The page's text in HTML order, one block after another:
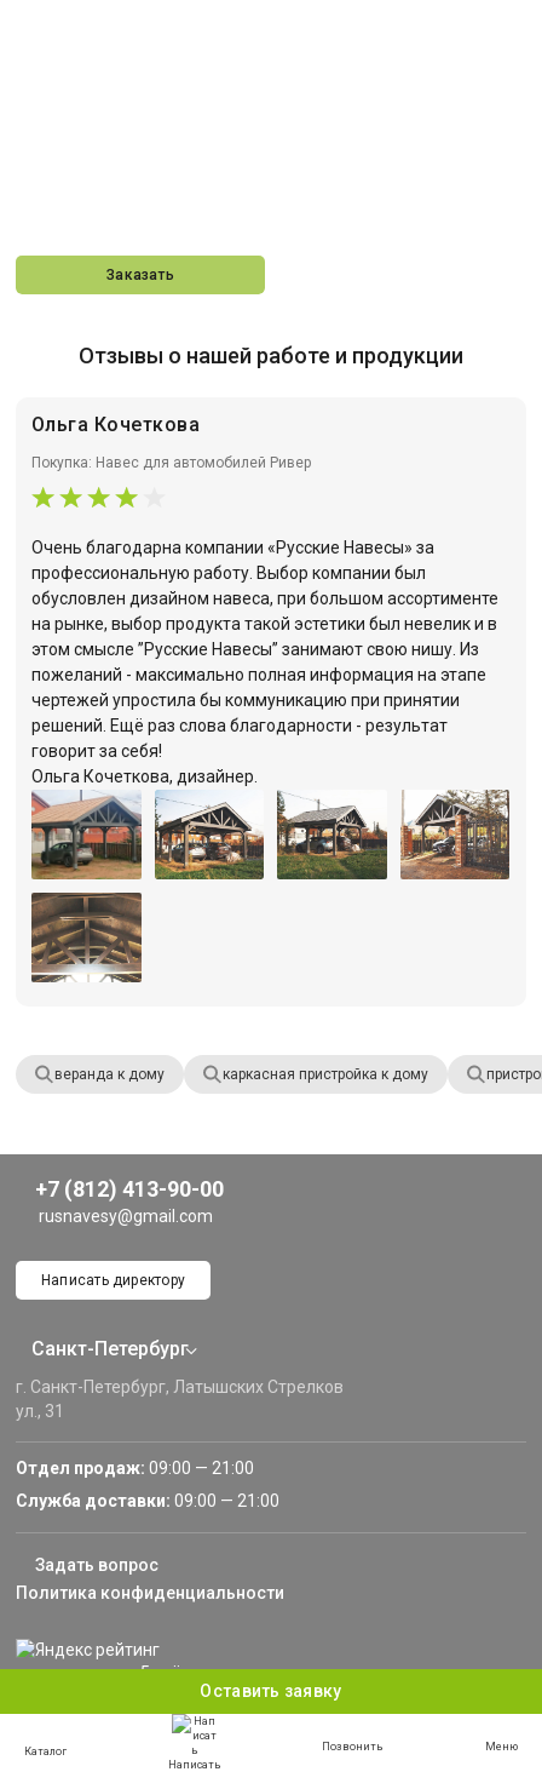
Заказать
Отзывы о нашей работе и продукции
Ольга Кочеткова
Покупка: Навес для автомобилей Ривер
Очень благодарна компании «Русские Навесы» за
профессиональную работу. Выбор компании был
обусловлен дизайном навеса, при большом ассортименте
на рынке, выбор продукта такой эстетики был невелик и в
этом смысле ”Русские Навесы” занимают свою нишу. Из
пожеланий - максимально полная информация на этапе
чертежей упростила бы коммуникацию при принятии
решений. Ещё раз слова благодарности - результат
говорит за себя!
Ольга Кочеткова, дизайнер.
веранда к дому каркасная пристройка к дому
Оставить заявку
Каталог
Написать
Позвонить Меню
+7 (812) 413-90-00
rusnavesy@gmail.com
Написать директору
Санкт-Петербург
г. Санкт-Петербург, Латышских Стрелков
ул., 31
Отдел продаж: 09:00 — 21:00
Служба доставки: 09:00 — 21:00
Задать вопрос
Политика конфиденциальности
Информация, представленная на сайте, не является публичной офертой, и носит
информационный характер.
© 2013–2024 «Русские Навесы» — Санкт-Петербург, Ленинградская область. Все права